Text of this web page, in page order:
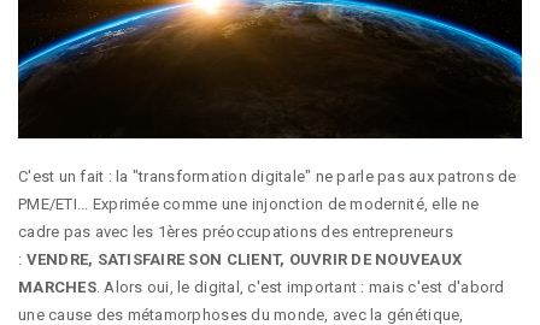
C'est un fait : la "transformation digitale" ne parle pas aux patrons de
PME/ETI... Exprimée comme une injonction de modernité, elle ne
cadre pas avec les 1ères préoccupations des entrepreneurs
: VENDRE, SATISFAIRE SON CLIENT, OUVRIR DE NOUVEAUX
MARCHES. Alors oui, le digital, c'est important : mais c'est d'abord
une cause des métamorphoses du monde, avec la génétique,